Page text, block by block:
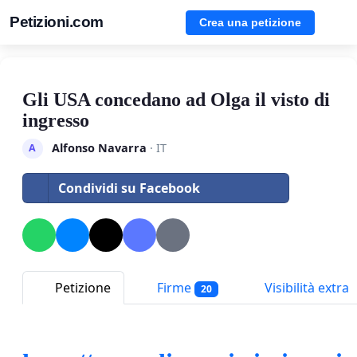
Petizioni.com Crea una petizione
Gli USA concedano ad Olga il visto di
ingresso
A Alfonso Navarra · IT
Condividi su Facebook
Petizione Firme 20 Visibilità extra